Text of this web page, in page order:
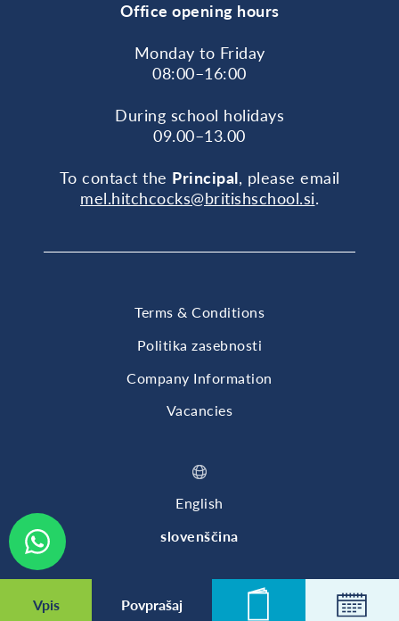
Vpis Povprašaj
Office opening hours
Monday to Friday
08:00–16:00
During school holidays
09.00–13.00
To contact the Principal, please email
mel.hitchcocks@britishschool.si.
© 2026 British International School of Ljubljana
Terms & Conditions
Politika zasebnosti
Company Information
Vacancies
English
slovenščina